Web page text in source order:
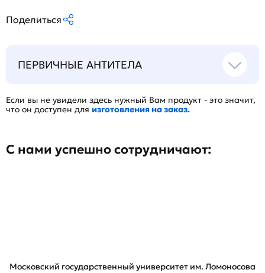
Поделиться
ПЕРВИЧНЫЕ АНТИТЕЛА
Если вы не увидели здесь нужный Вам продукт - это значит,
что он доступен для изготовления на заказ.
С нами успешно сотрудничают:
Московский государственный университет им. Ломоносова